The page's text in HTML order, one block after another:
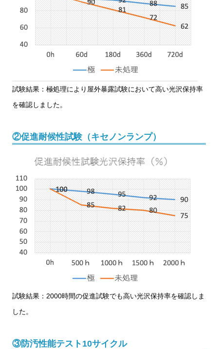
試験結果：極処理により屋外暴露試験において高い光沢保持率
を確認しました。
②促進耐候性試験（キセノンランプ）
試験結果：2000時間の促進試験でも高い光沢保持率を確認しま
した。
③防汚性能テスト10サイクル